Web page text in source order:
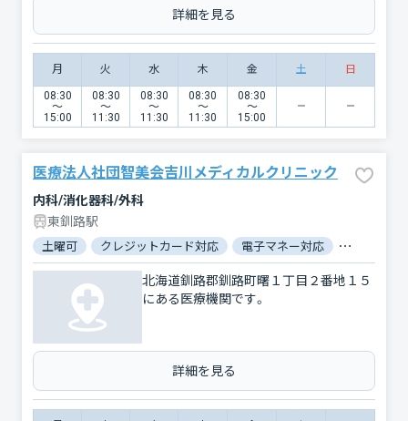
詳細を見る
月 火 水 木 金 土 日
08:30
〜
15:00
08:30
〜
11:30
08:30
〜
11:30
08:30
〜
11:30
08:30
〜
15:00
医療法人社団智美会吉川メディカルクリニック
内科/消化器科/外科
東釧路駅
土曜可 クレジットカード対応 電子マネー対応 マイナ保
北海道釧路郡釧路町曙１丁目２番地１５
にある医療機関です。
詳細を見る